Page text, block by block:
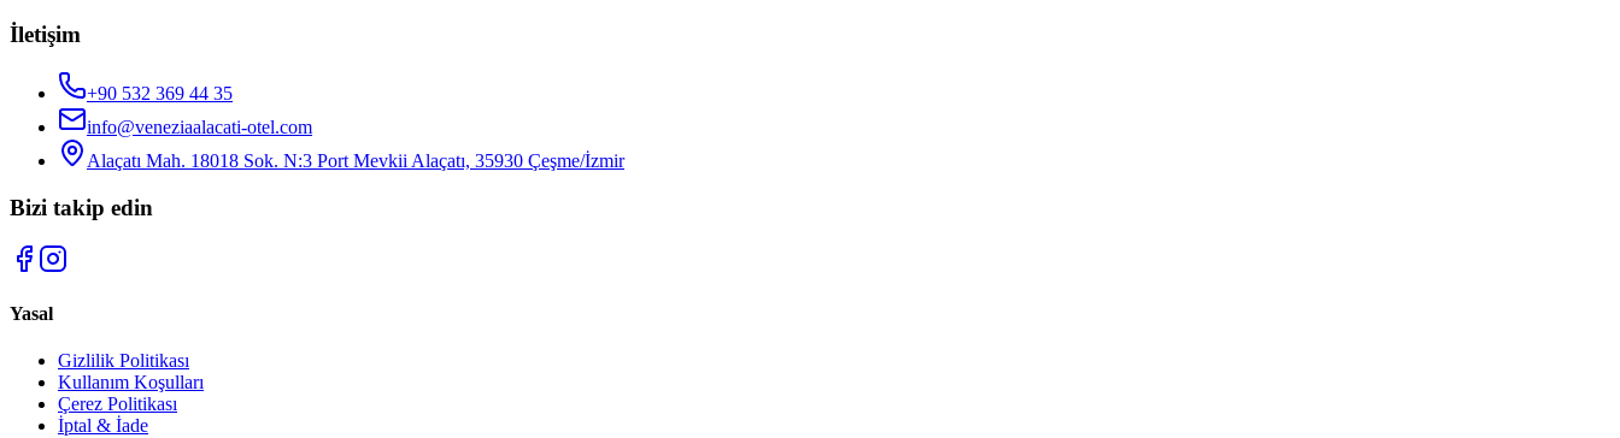
İletişim
+90 532 369 44 35
info@veneziaalacati-otel.com
Alaçatı Mah. 18018 Sok. N:3 Port Mevkii Alaçatı, 35930 Çeşme/İzmir
Bizi takip edin
Yasal
Gizlilik Politikası
Kullanım Koşulları
Çerez Politikası
İptal & İade